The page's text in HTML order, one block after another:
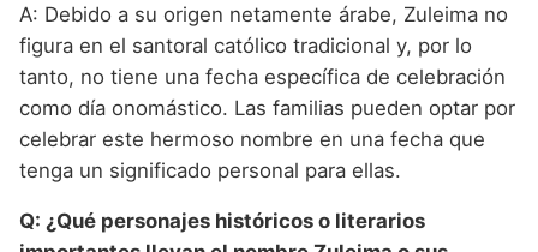
A: Debido a su origen netamente árabe, Zuleima no
figura en el santoral católico tradicional y, por lo
tanto, no tiene una fecha específica de celebración
como día onomástico. Las familias pueden optar por
celebrar este hermoso nombre en una fecha que
tenga un significado personal para ellas.
Q: ¿Qué personajes históricos o literarios